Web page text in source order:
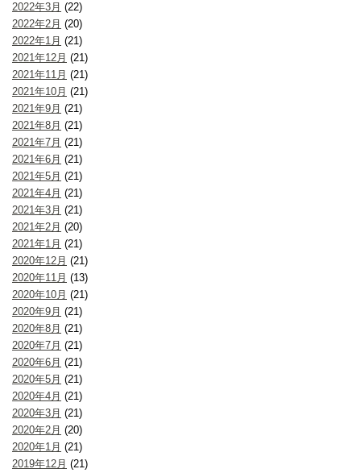
2022年3月 (22)
2022年2月 (20)
2022年1月 (21)
2021年12月 (21)
2021年11月 (21)
2021年10月 (21)
2021年9月 (21)
2021年8月 (21)
2021年7月 (21)
2021年6月 (21)
2021年5月 (21)
2021年4月 (21)
2021年3月 (21)
2021年2月 (20)
2021年1月 (21)
2020年12月 (21)
2020年11月 (13)
2020年10月 (21)
2020年9月 (21)
2020年8月 (21)
2020年7月 (21)
2020年6月 (21)
2020年5月 (21)
2020年4月 (21)
2020年3月 (21)
2020年2月 (20)
2020年1月 (21)
2019年12月 (21)